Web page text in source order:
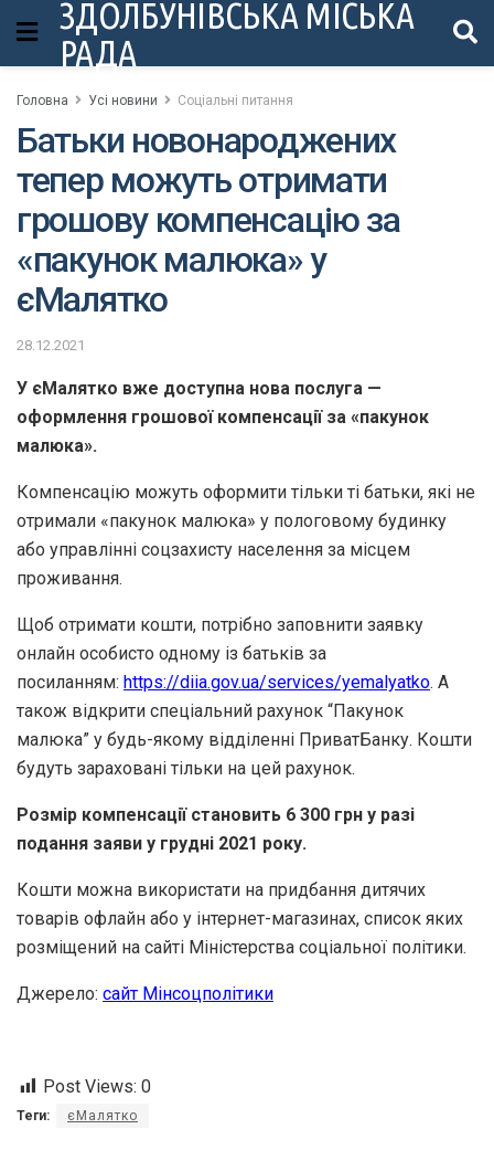
ЗДОЛБУНІВСЬКА МІСЬКА
РАДА
Головна Усі новини Соціальні питання
Батьки новонароджених
тепер можуть отримати
грошову компенсацію за
«пакунок малюка» у
єМалятко
28.12.2021
У єМалятко вже доступна нова послуга —
оформлення грошової компенсації за «пакунок
малюка».
Компенсацію можуть оформити тільки ті батьки, які не
отримали «пакунок малюка» у пологовому будинку
або управлінні соцзахисту населення за місцем
проживання.
Щоб отримати кошти, потрібно заповнити заявку
онлайн особисто одному із батьків за
посиланням: https://diia.gov.ua/services/yemalyatko. А
також відкрити спеціальний рахунок “Пакунок
малюка” у будь-якому відділенні ПриватБанку. Кошти
будуть зараховані тільки на цей рахунок.
Розмір компенсації становить 6 300 грн у разі
подання заяви у грудні 2021 року.
Кошти можна використати на придбання дитячих
товарів офлайн або у інтернет-магазинах, список яких
розміщений на сайті Міністерства соціальної політики.
Джерело: сайт Мінсоцполітики
Post Views: 0
Теги: єМалятко